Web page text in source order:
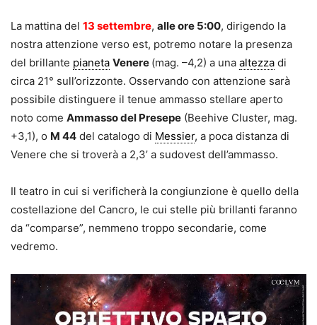
La mattina del 13 settembre, alle ore 5:00, dirigendo la
nostra attenzione verso est, potremo notare la presenza
del brillante pianeta Venere (mag. –4,2) a una altezza di
circa 21° sull’orizzonte. Osservando con attenzione sarà
possibile distinguere il tenue ammasso stellare aperto
noto come Ammasso del Presepe (Beehive Cluster, mag.
+3,1), o M 44 del catalogo di Messier, a poca distanza di
Venere che si troverà a 2,3’ a sudovest dell’ammasso.
Il teatro in cui si verificherà la congiunzione è quello della
costellazione del Cancro, le cui stelle più brillanti faranno
da “comparse”, nemmeno troppo secondarie, come
vedremo.